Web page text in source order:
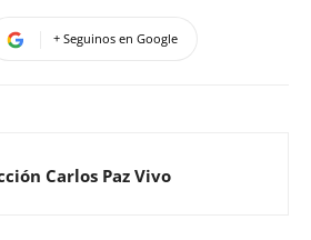
+ Seguinos en Google
Carlos Paz Vivo